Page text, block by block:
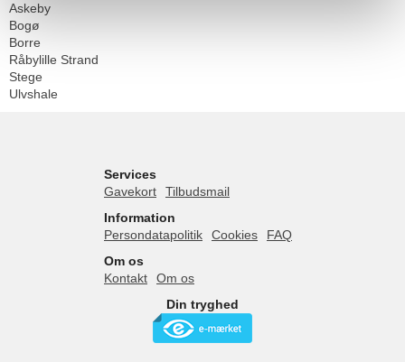
Askeby
Bogø
Borre
Råbylille Strand
Stege
Ulvshale
Services
Gavekort
Tilbudsmail
Information
Persondatapolitik
Cookies
FAQ
Om os
Kontakt
Om os
Din tryghed